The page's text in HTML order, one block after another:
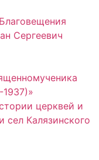
Сергеевич
церквей и
сел Калязинского